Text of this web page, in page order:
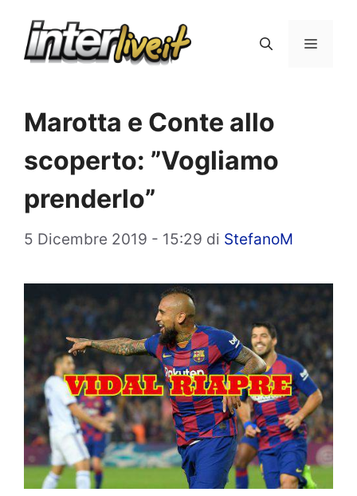
Menu
Marotta e Conte allo
scoperto: ”Vogliamo
prenderlo”
5 Dicembre 2019 - 15:29 di StefanoM